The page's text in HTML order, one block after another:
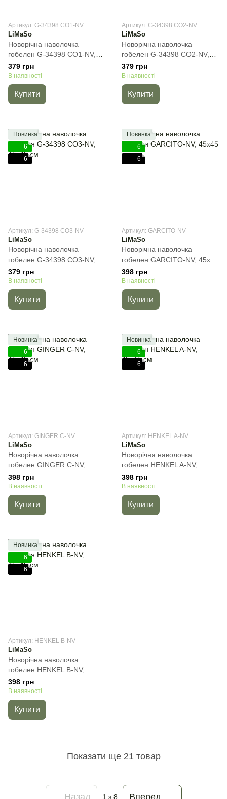
Артикул: G-34398 CO1-NV
LiMaSo
Новорічна наволочка
гобелен G-34398 CO1-NV,
45х45 см
379 грн
В наявності
Купити
Артикул: G-34398 CO2-NV
LiMaSo
Новорічна наволочка
гобелен G-34398 CO2-NV,
45х45 см
379 грн
В наявності
Купити
Новинка
6
6
Артикул: G-34398 CO3-NV
LiMaSo
Новорічна наволочка
гобелен G-34398 CO3-NV,
45х45 см
379 грн
В наявності
Купити
Новинка
6
6
Артикул: GARCITO-NV
LiMaSo
Новорічна наволочка
гобелен GARCITO-NV, 45х45
см
398 грн
В наявності
Купити
Новинка
6
6
Артикул: GINGER C-NV
LiMaSo
Новорічна наволочка
гобелен GINGER C-NV,
45х45 см
398 грн
В наявності
Купити
Новинка
6
6
Артикул: HENKEL A-NV
LiMaSo
Новорічна наволочка
гобелен HENKEL A-NV,
45х45 см
398 грн
В наявності
Купити
Новинка
6
6
Артикул: HENKEL B-NV
LiMaSo
Новорічна наволочка
гобелен HENKEL B-NV,
45х45 см
398 грн
В наявності
Купити
Показати ще 21 товар
Назад 1 з 8 Вперед